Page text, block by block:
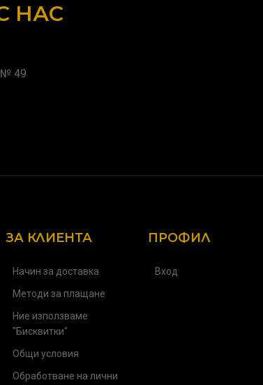
НАС
№ 49
ЗА КЛИЕНТА
Начин за доставка
Методи за плащане
Ние използваме
"Бисквитки"
Общи условия
Обработване на лични
ПРОФИЛ
Вход